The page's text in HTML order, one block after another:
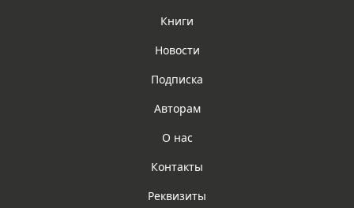
Книги
Новости
Подписка
Авторам
О нас
Контакты
Реквизиты